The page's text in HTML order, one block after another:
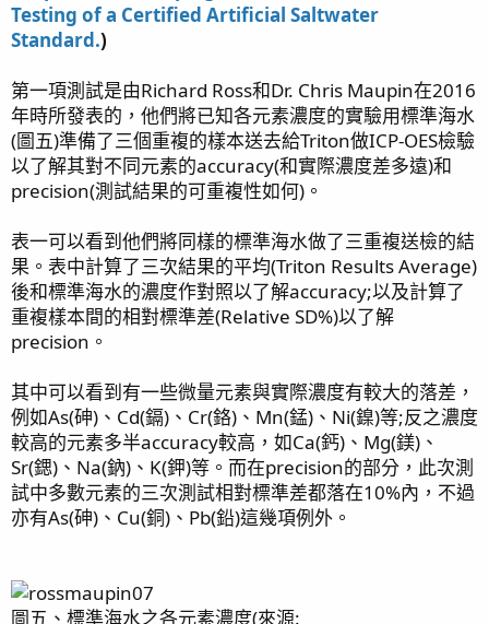
Testing of a Certified Artificial Saltwater
Standard.)
第一項測試是由Richard Ross和Dr. Chris Maupin在2016
年時所發表的，他們將已知各元素濃度的實驗用標準海水
(圖五)準備了三個重複的樣本送去給Triton做ICP-OES檢驗
以了解其對不同元素的accuracy(和實際濃度差多遠)和
precision(測試結果的可重複性如何)。
表一可以看到他們將同樣的標準海水做了三重複送檢的結
果。表中計算了三次結果的平均(Triton Results Average)
後和標準海水的濃度作對照以了解accuracy;以及計算了
重複樣本間的相對標準差(Relative SD%)以了解
precision。
其中可以看到有一些微量元素與實際濃度有較大的落差，
例如As(砷)、Cd(鎘)、Cr(鉻)、Mn(錳)、Ni(鎳)等;反之濃度
較高的元素多半accuracy較高，如Ca(鈣)、Mg(鎂)、
Sr(鍶)、Na(鈉)、K(鉀)等。而在precision的部分，此次測
試中多數元素的三次測試相對標準差都落在10%內，不過
亦有As(砷)、Cu(銅)、Pb(鉛)這幾項例外。
圖五、標準海水之各元素濃度(來源: